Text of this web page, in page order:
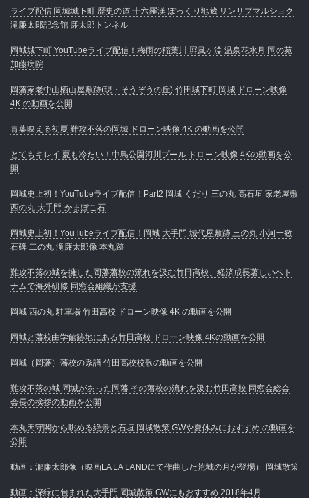
ライブ配信 岡城城下町 歴史の道 十六羅漢 ぽっくり地蔵 サンリブマルショク
滝廉太郎記念館 廉太郎トンネル
岡城城下町 YouTubeライブ配信！梅雨の稲葉川 屛風ヶ淵 温泉花水月 岡の苑
加藤病院
岡藩家老中山栖山屋敷跡(現・そうぞうの丘) 竹田城下町 岡城 ドローン映像
4K の動画を公開
青葉映える初夏 難攻不落の岡城 ドローン映像 4K の動画を公開
とてもキレイ 夏も冷たい！中島公園河川プール ドローン映像 4Kの動画を公
開
岡城史上初！YouTubeライブ配信！Part2 岡城 くだり 三の丸 高石垣 家老屋敷
西の丸 大手門 かまぼこ石
岡城史上初！YouTubeライブ配信！岡城 大手門 城代屋敷跡 三の丸 小河一敏
石碑 二の丸 滝廉太郎像 本丸跡
難攻不落の城を擁した岡藩藩校の流れを汲む竹田高校、経済成長著しいベト
ナムで海外研修 同窓会組織が支援
岡城 西の丸 駐車場 竹田高校 ドローン映像 4K の動画を公開
岡城と藩校由学館跡地にある竹田高校 ドローン映像 4Kの動画を公開
岡城（岡藩）藩校の系譜 竹田高校校歌の動画を公開
難攻不落の城 岡城があった岡藩 その藩校の流れを汲む竹田高校 同窓会総会
会長の挨拶の動画を公開
本丸天守閣から眺める絶景と石垣 岡城散策 GWや夏休みにおすすめ の動画を
公開
動画：瀧廉太郎像（映画LA LA LANDにて作曲した荒城の月が登場） 岡城散策
動画：深緑に包まれた大手門 岡城散策 GWにもおすすめ 2018年4月